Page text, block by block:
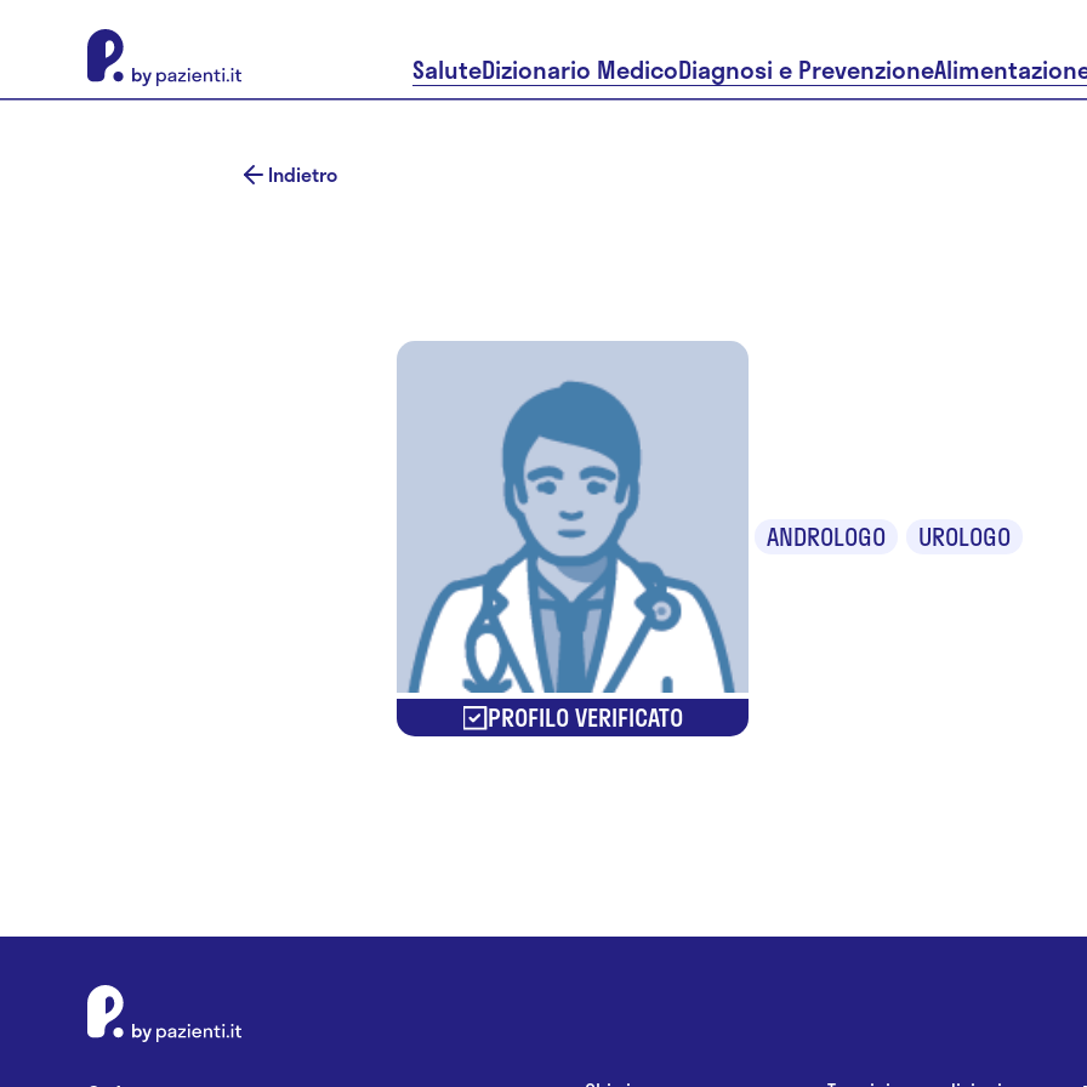
SaluteDizionario MedicoDiagnosi e Prevenzione
Indietro
PROFILO VERIFICATO
ANDROLOGO UROLOGO